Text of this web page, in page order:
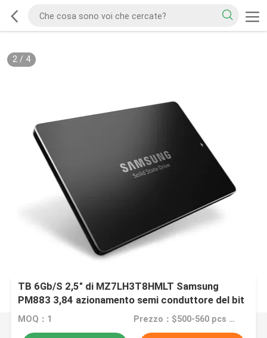
2/ 4
TB 6Gb/S 2,5" di MZ7LH3T8HMLT Samsung
PM883 3,84 azionamento semi conduttore del bit
di AES 256
MOQ：1 Prezzo：$500-560 pcs Negotiable